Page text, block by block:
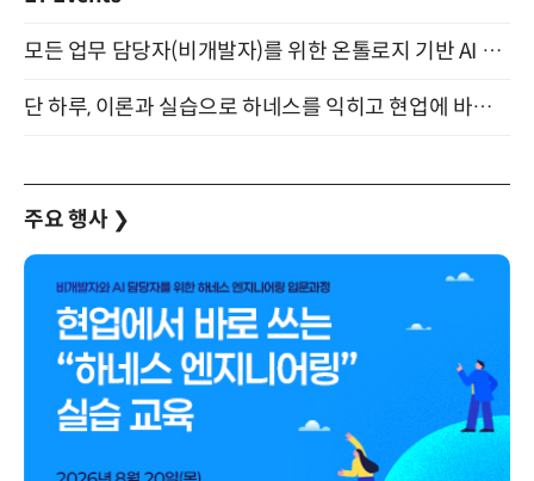
모든 업무 담당자(비개발자)를 위한 온톨로지 기반 AI 지식체계 설계 1-day 워크숍 8월 20일 개최
단 하루, 이론과 실습으로 하네스를 익히고 현업에 바로 쓰는 핸즈온 워크숍 (8/20)
주요 행사 ❯